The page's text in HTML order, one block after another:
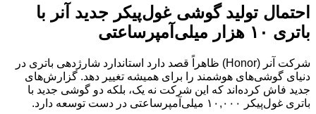
احتمال تولید گوشی غول‌پیکر جدید آنر با
باتری ۱۰ هزار میلی‌آمپرساعتی
شرکت آنر (Honor) ظاهراً قصد دارد استاندارد شارژدهی باتری در
دنیای گوشی‌های هوشمند را برای همیشه تغییر دهد. گزارش‌های
جدید فاش کرده‌اند که این شرکت نه یک، بلکه دو گوشی جدید با
باتری غول‌پیکر ۱۰,۰۰۰ میلی‌آمپرساعتی در دست توسعه دارد.